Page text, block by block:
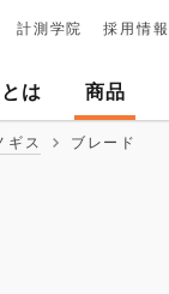
は 商品
計測学院 採用情報
ギス ブレード